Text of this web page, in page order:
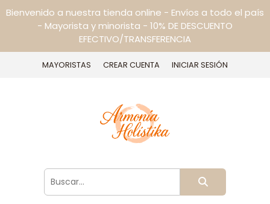
Bienvenido a nuestra tienda online - Envíos a todo el país
- Mayorista y minorista - 10% DE DESCUENTO
EFECTIVO/TRANSFERENCIA
MAYORISTAS CREAR CUENTA INICIAR SESIÓN